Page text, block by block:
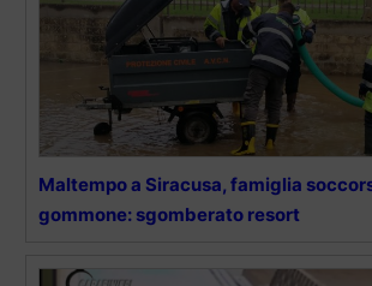
Maltempo a Siracusa, famiglia
gommone: sgomberato resort